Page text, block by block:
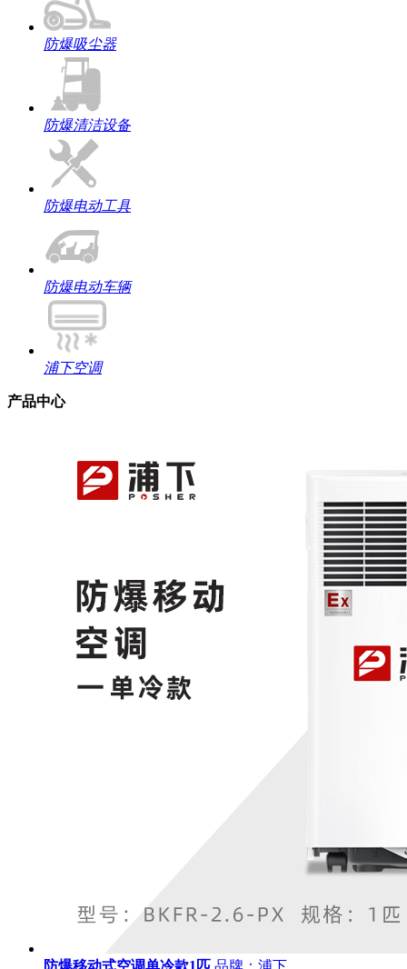
防爆吸尘器
防爆清洁设备
防爆电动工具
防爆电动车辆
浦下空调
产品中心